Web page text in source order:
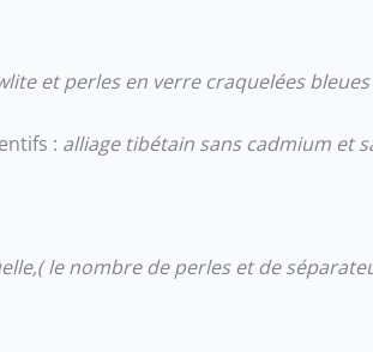
et perles en verre craquelées bleues
: alliage tibétain sans cadmium et
le nombre de perles et de